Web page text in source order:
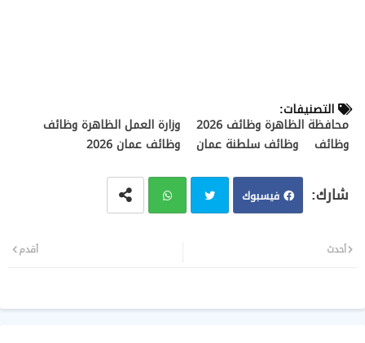
التصنيفات:
محافظة الظاهرة وظائف 2026
وزارة العمل الظاهرة وظائف
وظائف
وظائف سلطنة عمان وظائف عمان 2026
فيسبوك
ب
أحدث أقدم